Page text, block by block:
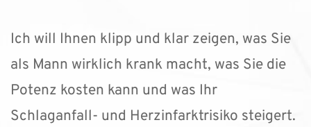
Ich will Ihnen klipp und klar zeigen, was Sie
als Mann wirklich krank macht, was Sie die
Potenz kosten kann und was Ihr
Schlaganfall- und Herzinfarktrisiko steigert.